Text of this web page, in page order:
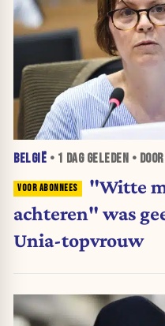
BELGIË • 1 DAGGELEDEN •
"Witte
achteren" was
Unia-topvrouw